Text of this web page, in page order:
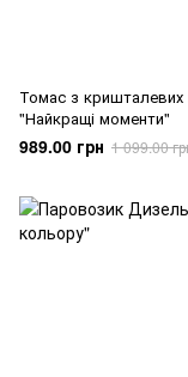
Томас з кришталевих
"Найкращі моменти"
989.00 грн 1 099.00